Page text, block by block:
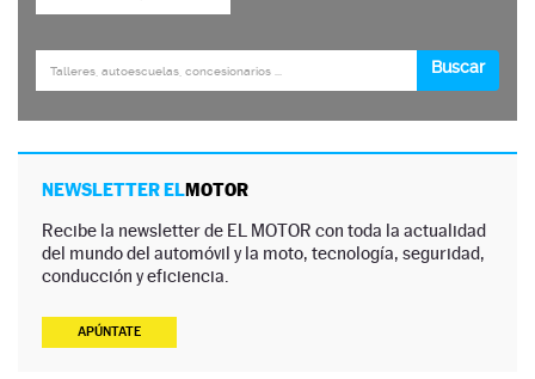
NEWSLETTER ELMOTOR
Recibe la newsletter de EL MOTOR con toda la actualidad
del mundo del automóvil y la moto, tecnología, seguridad,
conducción y eficiencia.
APÚNTATE